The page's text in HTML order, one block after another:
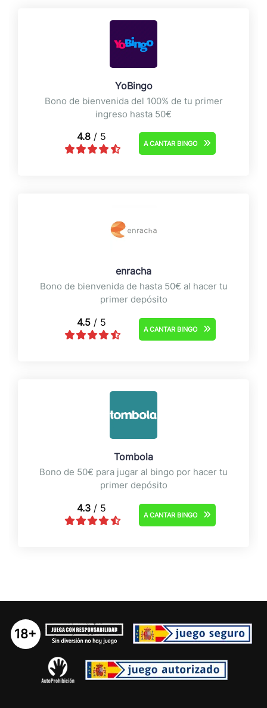
YoBingo
Bono de bienvenida del 100% de tu primer
ingreso hasta 50€
4.8 / 5
A CANTAR BINGO
enracha
Bono de bienvenida de hasta 50€ al hacer tu
primer depósito
4.5 / 5
A CANTAR BINGO
Tombola
Bono de 50€ para jugar al bingo por hacer tu
primer depósito
4.3 / 5
A CANTAR BINGO
18+